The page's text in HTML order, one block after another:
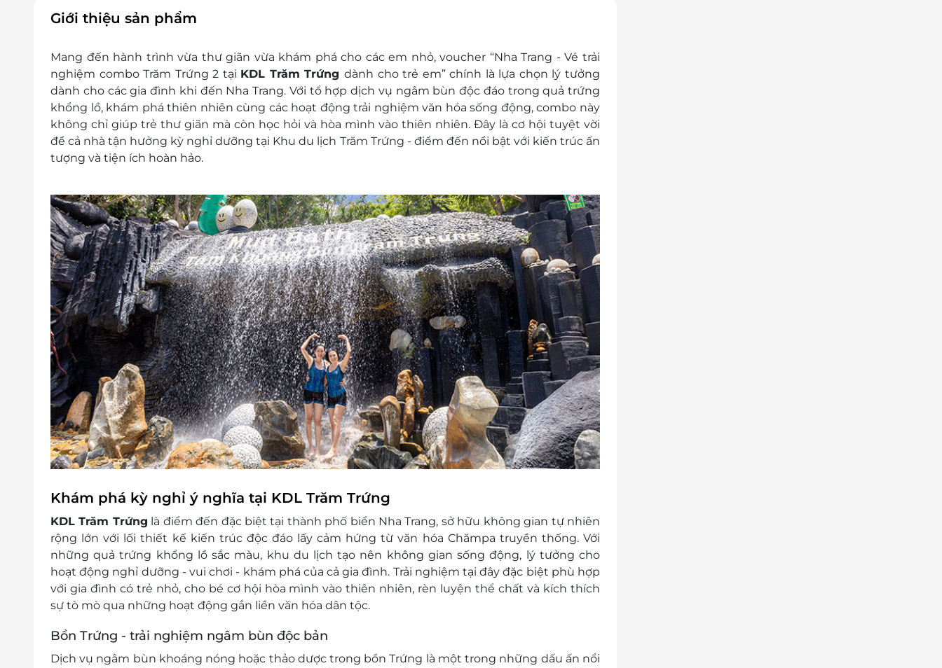
Hotline: 1900 2065
Điều kiện khác:
e-Voucher/e-Coupon không có giá trị quy đổi thành tiền mặt và không hoàn lại tiền thừa
Không áp dụng đồng thời với các chương trình khuyến mại khác
Giới thiệu sản phẩm
Mang đến hành trình vừa thư giãn vừa khám phá cho các em nhỏ, voucher “Nha Trang - Vé trải
nghiệm combo Trăm Trứng 2 tại KDL Trăm Trứngdành cho trẻ em” chính là lựa chọn lý tưởng
dành cho các gia đình khi đến Nha Trang. Với tổ hợp dịch vụ ngâm bùn độc đáo trong quả trứng
khổng lồ, khám phá thiên nhiên cùng các hoạt động trải nghiệm văn hóa sống động, combo này
không chỉ giúp trẻ thư giãn mà còn học hỏi và hòa mình vào thiên nhiên. Đây là cơ hội tuyệt vời
để cả nhà tận hưởng kỳ nghỉ dưỡng tại Khu du lịch Trăm Trứng - điểm đến nổi bật với kiến trúc ấn
tượng và tiện ích hoàn hảo.
Khám phá kỳ nghỉ ý nghĩa tại KDL Trăm Trứng
KDL Trăm Trứng là điểm đến đặc biệt tại thành phố biển Nha Trang, sở hữu không gian tự nhiên
rộng lớn với lối thiết kế kiến trúc độc đáo lấy cảm hứng từ văn hóa Chămpa truyền thống. Với
những quả trứng khổng lồ sắc màu, khu du lịch tạo nên không gian sống động, lý tưởng cho
hoạt động nghỉ dưỡng - vui chơi - khám phá của cả gia đình. Trải nghiệm tại đây đặc biệt phù hợp
với gia đình có trẻ nhỏ, cho bé cơ hội hòa mình vào thiên nhiên, rèn luyện thể chất và kích thích
sự tò mò qua những hoạt động gắn liền văn hóa dân tộc.
Bồn Trứng - trải nghiệm ngâm bùn độc bản
Dịch vụ ngâm bùn khoáng nóng hoặc thảo dược trong bồn Trứng là một trong những dấu ấn nổi